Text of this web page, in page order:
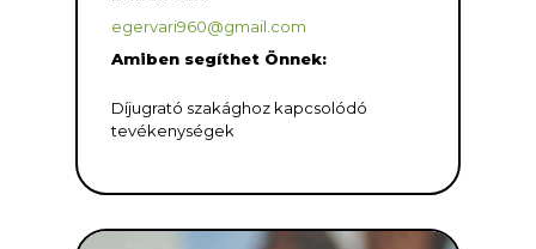
egervari960@gmail.com
Amiben segíthet Önnek:
Díjugrató szakághoz kapcsolódó
tevékenységek